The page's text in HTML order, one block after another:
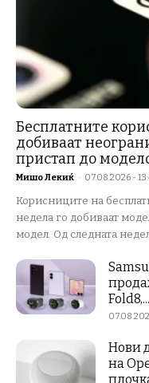
Бесплатните
добиваат
пристап до
Мишо Лекиќ - 07.08.2026 -
Корисниците на
недела го добиваат
модел. Од следната
Fold8,...
Нови
на